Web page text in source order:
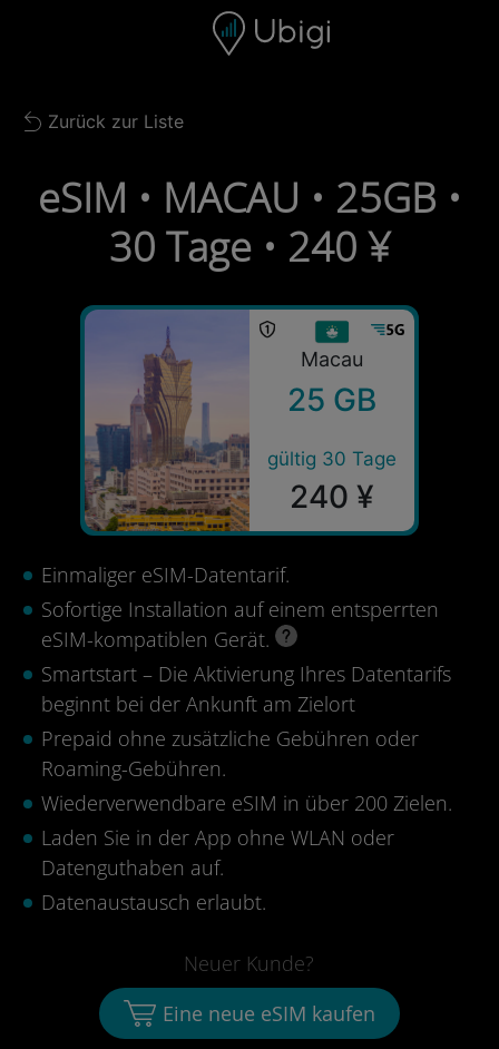
Navigationsleiste Fußzeile
Back to list
Zurück zur Liste
eSIM • MACAU • 25GB •
30 Tage • 240 ¥
Macau
25 GB
gültig 30 Tage
240 ¥
Einmaliger eSIM-Datentarif.
Sofortige Installation auf einem entsperrten
eSIM-kompatiblen Gerät.
Smartstart – Die Aktivierung Ihres Datentarifs
beginnt bei der Ankunft am Zielort
Prepaid ohne zusätzliche Gebühren oder
Roaming-Gebühren.
Wiederverwendbare eSIM in über 200 Zielen.
Laden Sie in der App ohne WLAN oder
Datenguthaben auf.
Datenaustausch erlaubt.
Neuer Kunde?
Eine neue eSIM kaufen